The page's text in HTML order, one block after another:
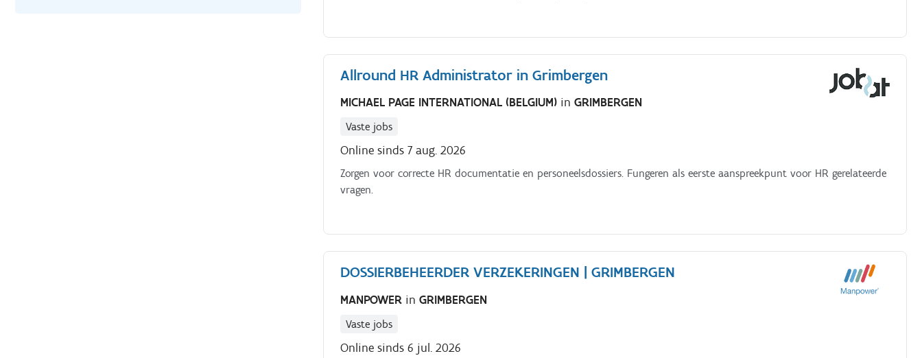
Allround HR Administrator in Grimbergen
MICHAEL PAGE INTERNATIONAL (BELGIUM) inGRIMBERGEN
Vaste jobs
Online sinds 7 aug. 2026
Zorgen voor correcte HR documentatie en personeelsdossiers. Fungeren als eerste aanspreekpunt voor HR gerelateerde
vragen.
DOSSIERBEHEERDER VERZEKERINGEN | GRIMBERGEN
MANPOWER inGRIMBERGEN
Vaste jobs
Online sinds 6 jul. 2026